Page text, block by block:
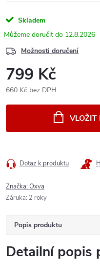
Skladem
12.8.2026
Možnosti doručení
799 Kč
660 Kč bez DPH
VLOŽIT
Dotaz k produktu
Značka:Oxva
Záruka: 2 roky
Popis produktu
Detailní popis